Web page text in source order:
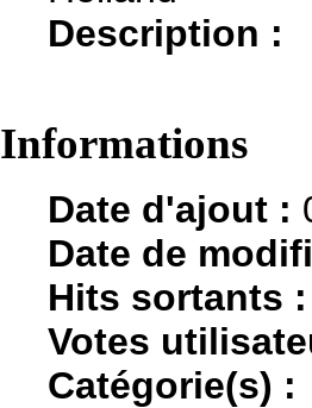
Description :
Informations
Date d'ajout :
Date de
Hits sortants :
Votes
Catégorie(s) :